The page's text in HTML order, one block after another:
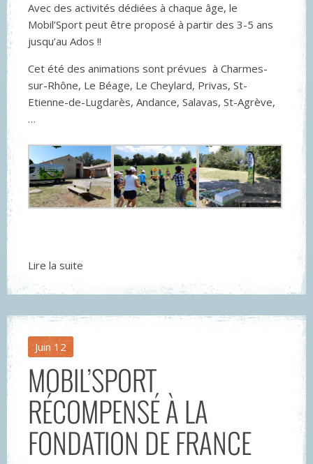
Avec des activités dédiées à chaque âge, le
Mobil’Sport peut être proposé à partir des 3-5 ans
jusqu’au Ados !!
Cet été des animations sont prévues à Charmes-
sur-Rhône, Le Béage, Le Cheylard, Privas, St-
Etienne-de-Lugdarès, Andance, Salavas, St-Agrève,
…
Lire la suite
Juin 12
MOBIL’SPORT
RÉCOMPENSÉ À LA
FONDATION DE FRANCE